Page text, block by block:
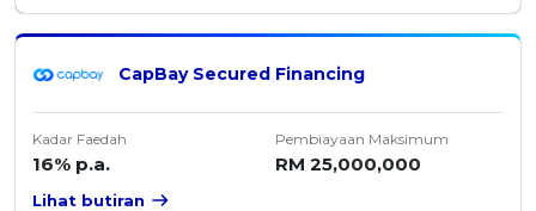
CapBay Secured Financing
Kadar Faedah
16% p.a.
Pembiayaan Maksimum
RM 25,000,000
Lihat butiran